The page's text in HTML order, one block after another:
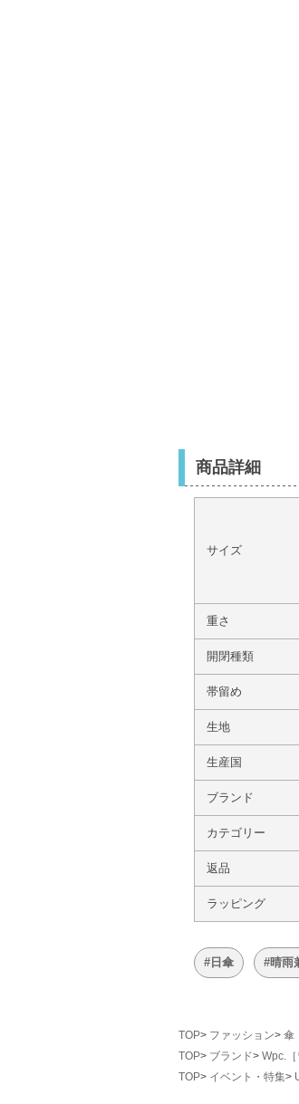
商品詳細
サイズ
重さ
開閉種類
帯留め
生地
生産国
ブランド
カテゴリー
返品
ラッピング
#日傘 #晴雨
TOP ファッション 傘
TOP
ブランド Wpc.［
TOP
イベント・特集